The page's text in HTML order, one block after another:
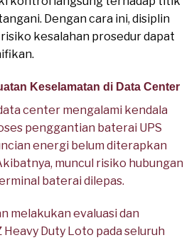
Dengan cara ini, disiplin
kesalahan prosedur dapat
Keselamatan di Data Center
center mengalami kendala
penggantian baterai UPS
energi belum diterapkan
muncul risiko hubungan
baterai dilepas.
melakukan evaluasi dan
Duty Loto pada seluruh